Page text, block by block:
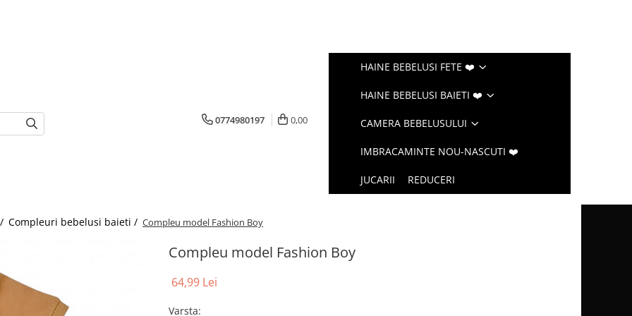
0774980197 0,00
HAINE BEBELUSI FETE ❤️
HAINE BEBELUSI BAIETI ❤️
CAMERA BEBELUSULUI
IMBRACAMINTE NOU-NASCUTI ❤️
JUCARII REDUCERI
Compleuri bebelusi baieti / Compleu model Fashion Boy
Compleu model Fashion Boy
64,99 Lei
Varsta: